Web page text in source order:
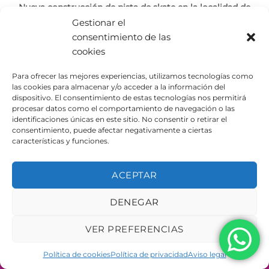
Gestionar el
consentimiento de las
cookies
Para ofrecer las mejores experiencias, utilizamos tecnologías como
las cookies para almacenar y/o acceder a la información del
dispositivo. El consentimiento de estas tecnologías nos permitirá
procesar datos como el comportamiento de navegación o las
identificaciones únicas en este sitio. No consentir o retirar el
consentimiento, puede afectar negativamente a ciertas
características y funciones.
ACEPTAR
DENEGAR
VER PREFERENCIAS
Política de cookiesPolítica de privacidadAviso legal
Nueva construcción de pista de skate en la localidad de
Olocau
La localidad valenciana de Olocau cuenta desde hace
unas semanas con una nueva pista de [...]
AVISO LEGAL
46290 Alcàsser, Valencia – ESPAÑA - B98943723